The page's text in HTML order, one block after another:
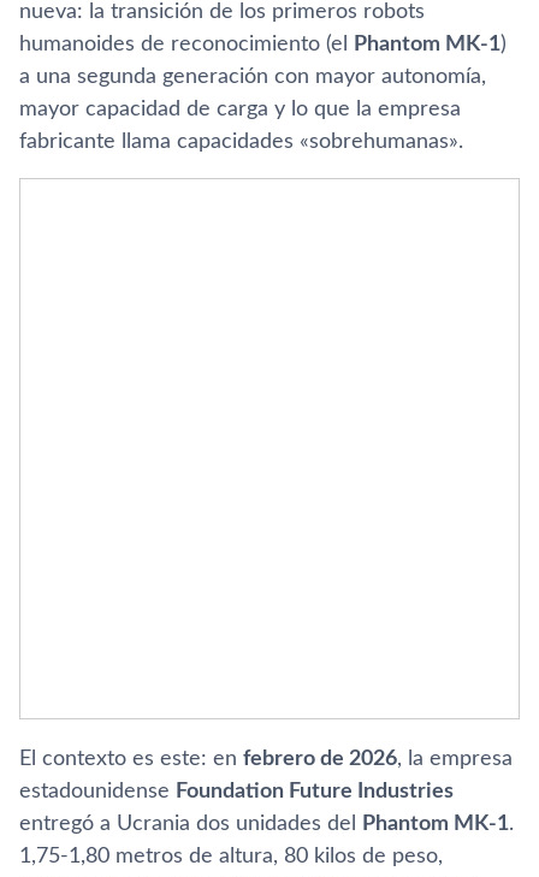
nueva: la transición de los primeros robots
humanoides de reconocimiento (el
Phantom MK-1)
a una segunda generación con mayor autonomía,
mayor capacidad de carga y lo que la empresa
fabricante llama capacidades «sobrehumanas».
El contexto es este: en febrero de 2026, la empresa
estadounidense Foundation Future Industries
entregó a Ucrania dos unidades del
Phantom MK-1.
1,75-1,80 metros de altura, 80 kilos de peso,